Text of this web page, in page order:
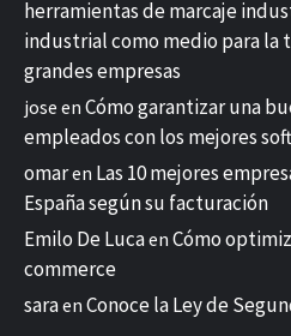
herramientas de marcaje
industrial como medio para la
grandes empresas
jose en Cómo garantizar una
empleados con los mejores
omaren Las 10 mejores
España según su facturación
Emilo De Lucaen Cómo
commerce
saraen Conoce la Ley de